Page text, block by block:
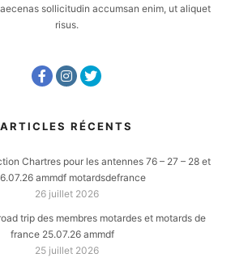
sollicitudin accumsan enim, ut aliquet
risus.
ARTICLES RÉCENTS
Chartres pour les antennes 76 – 27 – 28 et
ammdf motardsdefrance
26 juillet 2026
trip des membres motardes et motards de
france 25.07.26 ammdf
25 juillet 2026